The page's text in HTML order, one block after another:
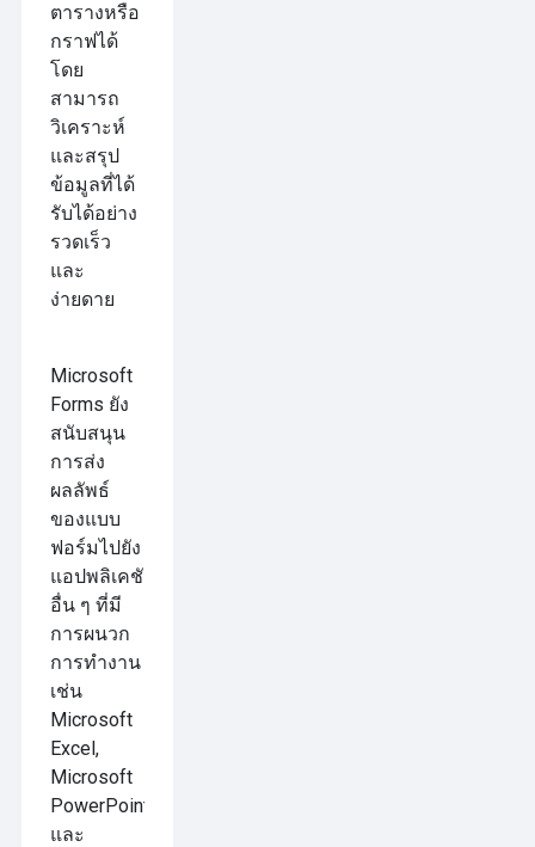
ตารางหรือ
กราฟได้
โดย
สามารถ
วิเคราะห์
และสรุป
ข้อมูลที่ได้
รับได้อย่าง
รวดเร็ว
และ
ง่ายดาย
Microsoft
Forms ยัง
สนับสนุน
การส่ง
ผลลัพธ์
ของแบบ
ฟอร์มไปยัง
แอปพลิเคชัน
อื่น ๆ ที่มี
การผนวก
การทำงาน
เช่น
Microsoft
Excel,
Microsoft
PowerPoint,
และ